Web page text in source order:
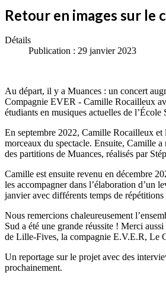
Retour en images sur le
Détails
Publication : 29 janvier 2023
Au départ, il y a Muances : un concert
Compagnie EVER - Camille Rocailleux
étudiants en musiques actuelles de
En septembre 2022, Camille Rocailleux
morceaux du spectacle. Ensuite, Camille a
des partitions de Muances, réalisés par
Camille est ensuite revenu en décembre
les accompagner dans l’élaboration d’un
janvier avec différents temps de
Nous remercions chaleureusement
Sud a été une grande réussite ! Merci
de Lille-Fives, la compagnie E.V.E.R, Le
Un reportage sur le projet avec des
prochainement.